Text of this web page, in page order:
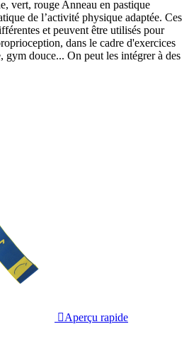
vert, rouge Anneau en pastique
de l’activité physique adaptée. Ces
et peuvent être utilisés pour
dans le cadre d'exercices
gym douce... On peut les intégrer à des
Aperçu rapide